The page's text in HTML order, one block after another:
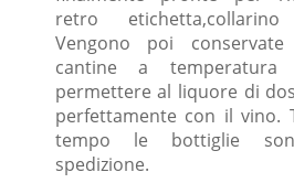
retro
Vengono poi
cantine a temperatura
permettere al liquore di
perfettamente con il vino.
tempo le bottiglie
spedizione.